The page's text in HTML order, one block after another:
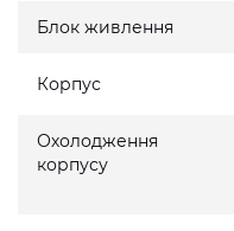
Блок живлення
Корпус
Охолодження
корпусу